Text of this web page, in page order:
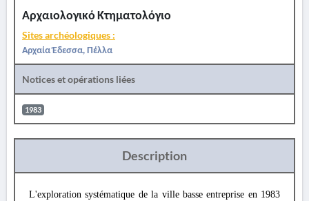
Αρχαιολογικό Κτηματολόγιο
Sites archéologiques :
Αρχαία Έδεσσα, Πέλλα
Notices et opérations liées
1983
Description
L'exploration systématique de la ville basse entreprise en 1983